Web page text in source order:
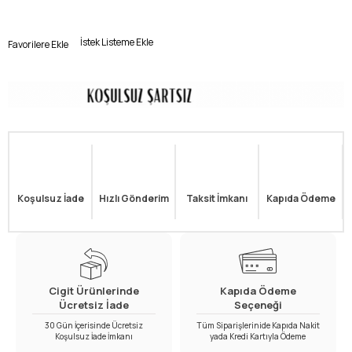
Favorilere Ekle İstek Listeme Ekle
Koşulsuz İade Hızlı Gönderim Taksit İmkanı Kapıda Ödeme
Cigit Ürünlerinde
Ücretsiz İade
30 Gün İçerisinde Ücretsiz
Koşulsuz İade İmkanı
Kapıda Ödeme
Seçeneği
Tüm Siparişlerinide Kapıda Nakit
yada Kredi Kartıyla Ödeme